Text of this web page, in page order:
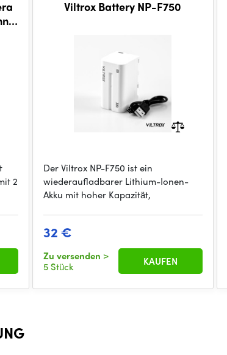
2
Viltrox Battery NP-F750
Der Viltrox NP-F750 ist ein
wiederaufladbarer Lithium-Ionen-
Akku mit hoher Kapazität,
32 €
Zu versenden >
5 Stück
KAUFEN